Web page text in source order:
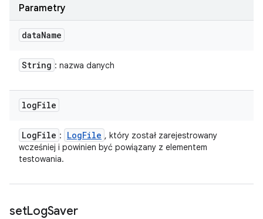
Parametry
dataName
String : nazwa danych
logFile
LogFile : LogFile , który został zarejestrowany
wcześniej i powinien być powiązany z elementem
testowania.
setLogSaver